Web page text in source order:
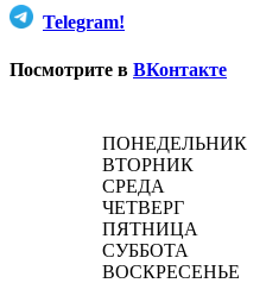
Telegram!
Посмотрите в ВКонтакте
ПОНЕДЕЛЬНИК
ВТОРНИК
СРЕДА
ЧЕТВЕРГ
ПЯТНИЦА
СУББОТА
ВОСКРЕСЕНЬЕ